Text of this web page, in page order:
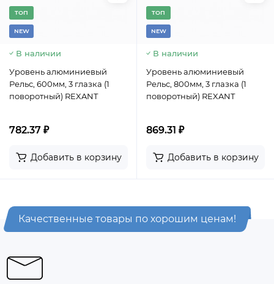
TОП
NEW
В наличии
Уровень алюминиевый
Рельс, 600мм, 3 глазка (1
поворотный) REXANT
782.37 ₽
Добавить в корзину
TОП
NEW
В наличии
Уровень алюминиевый
Рельс, 800мм, 3 глазка (1
поворотный) REXANT
869.31 ₽
Добавить в корзину
Качественные товары по хорошим ценам!